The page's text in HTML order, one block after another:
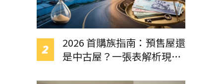
2026 首購族指南：預售屋還
是中古屋？一張表解析現金